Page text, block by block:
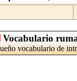
Vocabulario
vocabulario de